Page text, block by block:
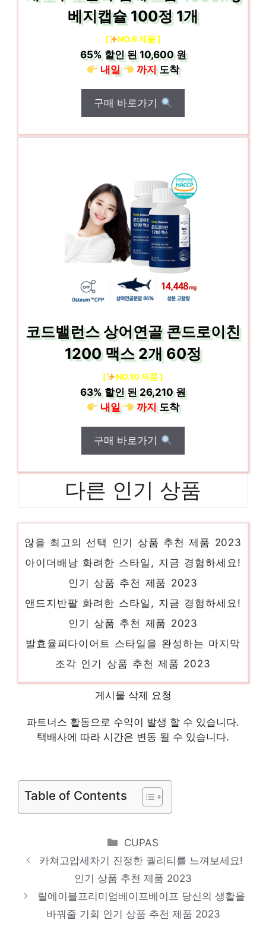
베지캡슐 100정 1개
[ NO.9 제품 ]
65%할인 된10,600 원
내일
까지도착
구매 바로가기
코드밸런스 상어연골 콘드로이친
1200 맥스 2개 60정
[ NO.10 제품 ]
63%할인 된26,210 원
내일
까지도착
구매 바로가기
다른 인기 상품
않을 최고의 선택 인기 상품 추천 제품 2023
아이더배낭 화려한 스타일, 지금 경험하세요!
인기 상품 추천 제품 2023
앤드지반팔 화려한 스타일, 지금 경험하세요!
인기 상품 추천 제품 2023
발효율피다이어트 스타일을 완성하는 마지막
조각 인기 상품 추천 제품 2023
느껴보세요! 인기 상품 추천 제품 2023
스웨이드버클부츠 지금이 당신의 시간입니다!
인기 상품 추천 제품 2023
상품 추천 제품 2023
게시물 삭제 요청
파트너스 활동으로 수익이 발생 할 수 있습니다.
택배사에 따라 시간은 변동 될 수 있습니다.
Table of Contents
Categories
CUPAS
카쳐고압세차기 진정한 퀄리티를 느껴보세요!
인기 상품 추천 제품 2023
릴에이블프리미엄베이프베이프 당신의 생활을
바꿔줄 기회 인기 상품 추천 제품 2023